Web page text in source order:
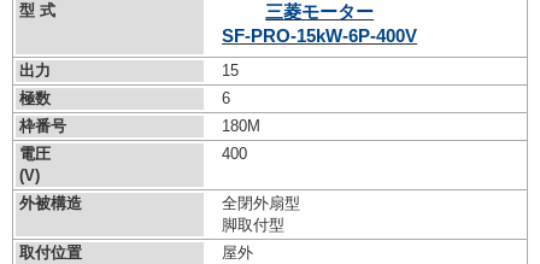
型 式
三菱モーター
SF-PRO-15kW-6P-400V
出力
15
極数
6
枠番号
180M
電圧
(V)
400
外被構造
全閉外扇型
脚取付型
取付位置
屋外